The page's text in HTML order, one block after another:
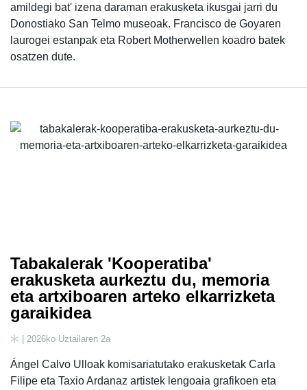
amildegi bat' izena daraman erakusketa ikusgai jarri du
Donostiako San Telmo museoak. Francisco de Goyaren
laurogei estanpak eta Robert Motherwellen koadro batek
osatzen dute.
Tabakalerak 'Kooperatiba'
erakusketa aurkeztu du, memoria
eta artxiboaren arteko elkarrizketa
garaikidea
| 2026ko Uztailaren 2a
Ángel Calvo Ulloak komisariatutako erakusketak Carla
Filipe eta Taxio Ardanaz artistek lengoaia grafikoen eta